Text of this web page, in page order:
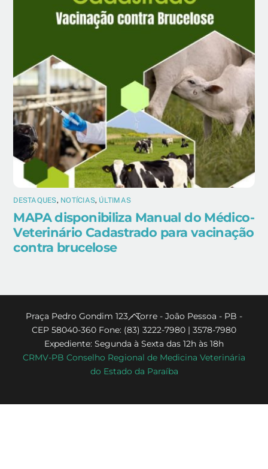
DESTAQUES, NOTÍCIAS, ÚLTIMAS
MAPA disponibiliza Manual do Médico-
Veterinário Cadastrado para vacinação
contra brucelose
Back
To
Top
Praça Pedro Gondim 123 - Torre - João Pessoa - PB -
CEP 58040-360 Fone: (83) 3222-7980 | 3578-7980
Expediente: Segunda à Sexta das 12h às 18h
CRMV-PB Conselho Regional de Medicina Veterinária
do Estado da Paraíba